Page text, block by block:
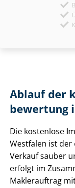
Ablauf der
be­wer­tung
Die kostenlose
Westfalen ist
Verkauf sauber
erfolgt im
Maklerauftrag